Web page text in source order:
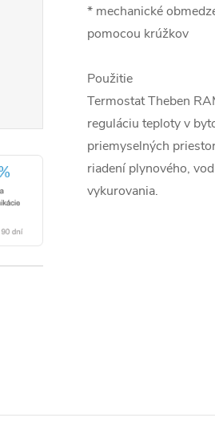
* mechanické
pomocou krúžkov
Použitie
Termostat Theben
reguláciu teploty v
priemyselných
riadení plynového,
vykurovania.